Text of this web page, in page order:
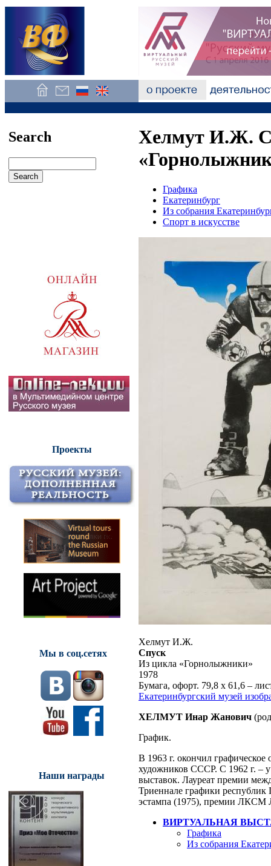
Search
Проекты
Мы в соц.сетях
Наши награды
Хелмут И.Ж.
Графика
Екатеринбург
Из собрания
Спорт в искусстве
Хелмут И.Ж.
Спуск
Из цикла «Горнолыжники»
1978
Бумага, офорт. 79,8 х 61,6 –
Екатеринбургский музей
ХЕЛМУТ Инар Жанович
График.
В 1963 г. окончил
художников СССР. С 1962 г. –
выставок. Лауреат премии
Триеннале графики
эстампа (1975), премии ЛКСМ
ВИРТУАЛЬНАЯ
Графика
Из собрания